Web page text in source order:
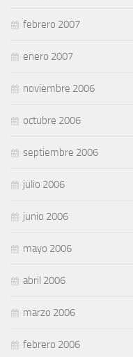
febrero 2007
enero 2007
noviembre 2006
octubre 2006
septiembre 2006
julio 2006
junio 2006
mayo 2006
abril 2006
marzo 2006
febrero 2006